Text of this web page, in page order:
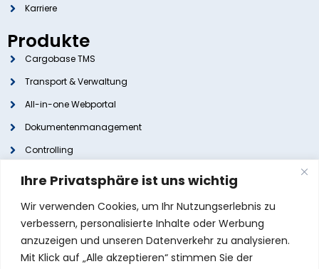
Ihre Privatsphäre ist uns wichtig
Wir verwenden Cookies, um Ihr Nutzungserlebnis zu
verbessern, personalisierte Inhalte oder Werbung
anzuzeigen und unseren Datenverkehr zu analysieren.
Mit Klick auf „Alle akzeptieren“ stimmen Sie der
Karriere
Produkte
Cargobase TMS
Transport & Verwaltung
All-in-one Webportal
Dokumentenmanagement
Controlling
Buchhaltung
KI-Automation
Kontakt